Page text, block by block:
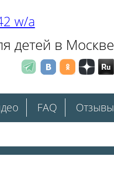
w/a
детей в Москве
FAQ Отзывы